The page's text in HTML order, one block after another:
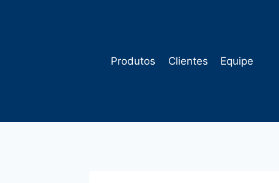
Produtos Clientes Equipe